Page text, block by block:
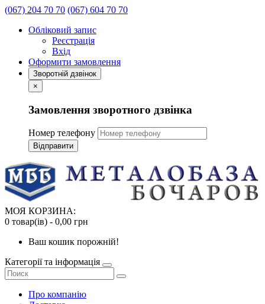
(067) 204 70 70 (067) 604 70 70
Обліковий запис
Реєстрація
Вхід
Оформити замовлення
Зворотній дзвінок
×
Замовлення зворотного дзвінка
Номер телефону
Відправити
МОЯ КОРЗИНА:
0 товар(ів) - 0,00 грн
Ваш кошик порожній!
Категорії та інформація
Про компанію